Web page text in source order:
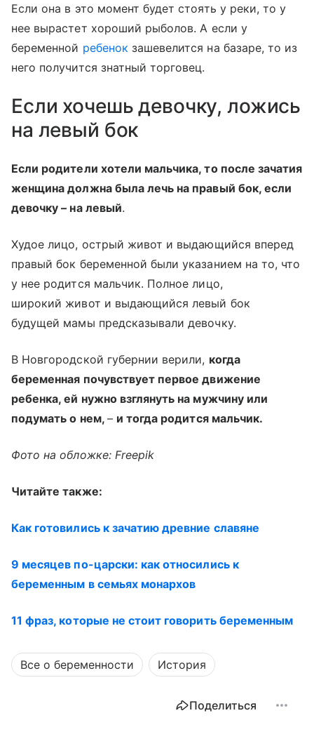
Если она в это момент будет стоять у реки, то у
нее вырастет хороший рыболов. А если у
беременной ребенок зашевелится на базаре, то из
него получится знатный торговец.
Если хочешь девочку, ложись
на левый бок
Если родители хотели мальчика, то после зачатия
женщина должна была лечь на правый бок, если
девочку – на левый.
Худое лицо, острый живот и выдающийся вперед
правый бок беременной были указанием на то, что
у нее родится мальчик. Полное лицо,
широкий живот и выдающийся левый бок
будущей мамы предсказывали девочку.
В Новгородской губернии верили, когда
беременная почувствует первое движение
ребенка, ей нужно взглянуть на мужчину или
подумать о нем, – и тогда родится мальчик.
Фото на обложке: Freepik
Читайте также:
Как готовились к зачатию древние славяне
9 месяцев по-царски: как относились к
беременным в семьях монархов
11 фраз, которые не стоит говорить беременным
Все о беременности История
Поделиться